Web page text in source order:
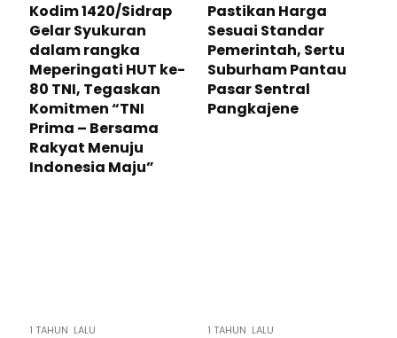
Kodim 1420/Sidrap
Gelar Syukuran
dalam rangka
Meperingati HUT ke-
80 TNI, Tegaskan
Komitmen “TNI
Prima – Bersama
Rakyat Menuju
Indonesia Maju”
Pastikan Harga
Sesuai Standar
Pemerintah, Sertu
Suburham Pantau
Pasar Sentral
Pangkajene
1 TAHUN LALU 1 TAHUN LALU